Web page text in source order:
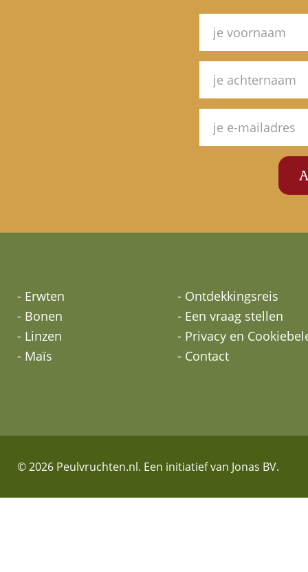
- Erwten
- Bonen
- Linzen
- Maïs
- Ontdekkingsreis
- Een vraag stellen
- Privacy en
- Contact
© 2026 Peulvruchten.nl. Een initiatief van Jonas BV.